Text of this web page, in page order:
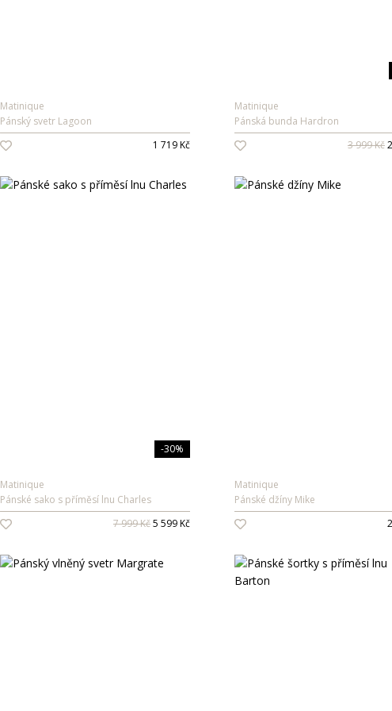
Matinique
Pánský svetr Lagoon
1 719 Kč
Matinique
Pánská bunda Hardron
3 999 Kč
-30%
Matinique
Pánské sako s příměsí lnu Charles
7 999 Kč5 599 Kč
Matinique
Pánské džíny Mike